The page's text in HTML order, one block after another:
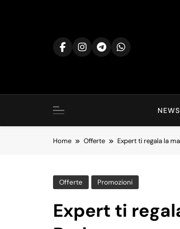
NEWS
Home Offerte Expert ti regala la
Offerte Promozioni
Expert ti